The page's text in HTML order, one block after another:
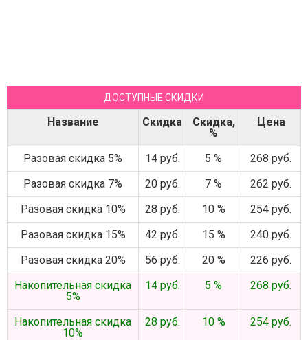
ДОСТУПНЫЕ СКИДКИ
Название Скидка
Скидка,
%
Цена
Разовая скидка 5% 14 руб. 5 %
268 руб.
Разовая скидка 7%
20 руб. 7 %
262 руб.
Разовая скидка 10%
28 руб. 10 %
254 руб.
Разовая скидка 15%
42 руб. 15 %
240 руб.
Разовая скидка 20%
56 руб. 20 %
226 руб.
Накопительная скидка
5%
14 руб. 5 % 268 руб.
Накопительная скидка
10%
28 руб. 10 % 254 руб.